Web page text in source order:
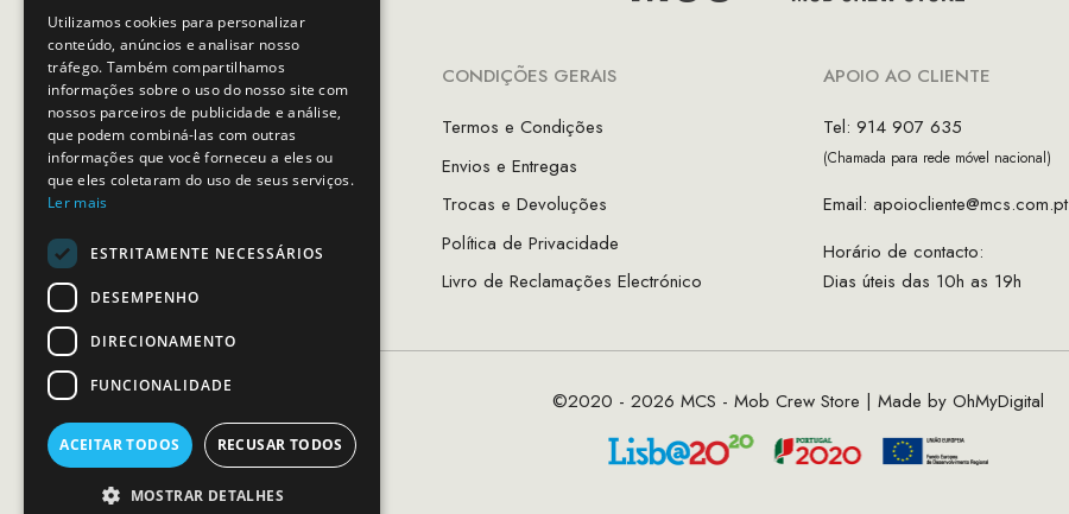
INFORMAÇÕES
A Minha Conta
Favoritos
As Lojas MCS
Sobre Nós
Guia de Tamanhos
CONDIÇÕES GERAIS
Termos e Condições
Envios e Entregas
Trocas e Devoluções
Política de Privacidade
Livro de Reclamações Electrónico
APOIO AO CLIENTE
Tel: 914 907 635
(Chamada para rede móvel nacional)
Email: apoiocliente@mcs.com.pt
Horário de contacto:
Dias úteis das 10h as 19h
©2020 - 2026 MCS - Mob Crew Store | Made by OhMyDigital
Utilizamos cookies para personalizar
conteúdo, anúncios e analisar nosso
tráfego. Também compartilhamos
informações sobre o uso do nosso site com
nossos parceiros de publicidade e análise,
que podem combiná-las com outras
informações que você forneceu a eles ou
que eles coletaram do uso de seus serviços.
Ler mais
ESTRITAMENTE NECESSÁRIOS
DESEMPENHO
DIRECIONAMENTO
FUNCIONALIDADE
ACEITAR TODOS RECUSAR TODOS
MOSTRAR DETALHES